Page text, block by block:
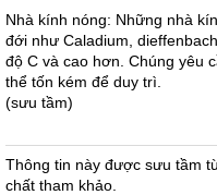
Nhà kính nóng: Những nhà
đới như Caladium,
độ C và cao hơn. Chúng yêu
thể tốn kém để duy trì.
(sưu tầm)
Thông tin này được sưu tầm
chất tham khảo.